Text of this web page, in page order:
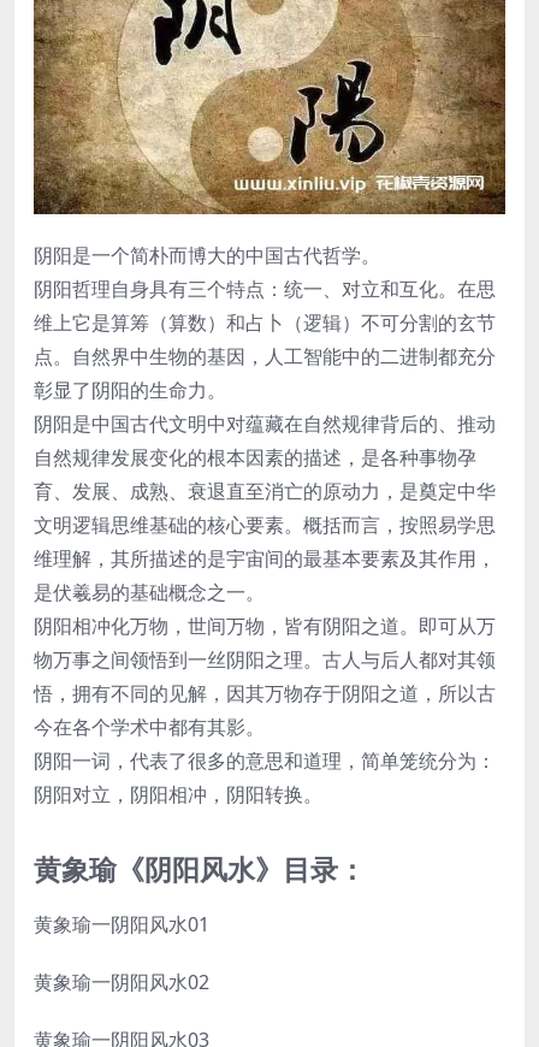
阴阳是一个简朴而博大的中国古代哲学。
阴阳哲理自身具有三个特点：统一、对立和互化。在思
维上它是算筹（算数）和占卜（逻辑）不可分割的玄节
点。自然界中生物的基因，人工智能中的二进制都充分
彰显了阴阳的生命力。
阴阳是中国古代文明中对蕴藏在自然规律背后的、推动
自然规律发展变化的根本因素的描述，是各种事物孕
育、发展、成熟、衰退直至消亡的原动力，是奠定中华
文明逻辑思维基础的核心要素。概括而言，按照易学思
维理解，其所描述的是宇宙间的最基本要素及其作用，
是伏羲易的基础概念之一。
阴阳相冲化万物，世间万物，皆有阴阳之道。即可从万
物万事之间领悟到一丝阴阳之理。古人与后人都对其领
悟，拥有不同的见解，因其万物存于阴阳之道，所以古
今在各个学术中都有其影。
阴阳一词，代表了很多的意思和道理，简单笼统分为：
阴阳对立，阴阳相冲，阴阳转换。
黄象瑜《阴阳风水》目录：
黄象瑜一阴阳风水01
黄象瑜一阴阳风水02
黄象瑜一阴阳风水03